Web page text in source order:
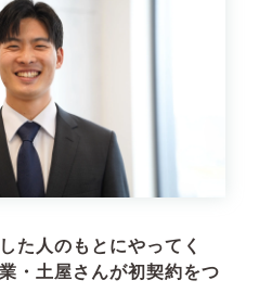
た人のもとにやってく
・土屋さんが初契約をつ